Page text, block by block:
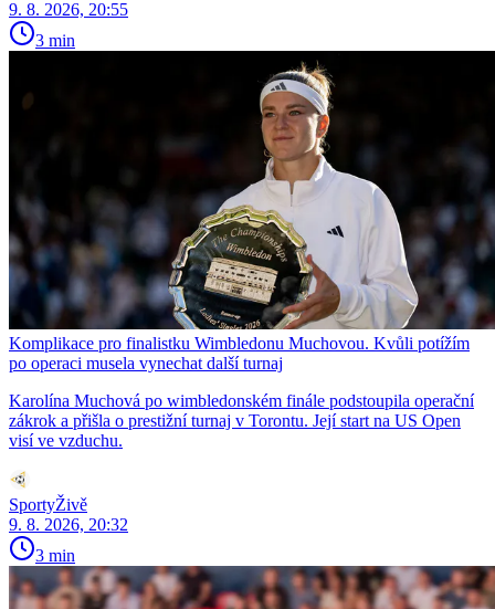
9. 8. 2026, 20:55
3 min
Komplikace pro finalistku Wimbledonu Muchovou. Kvůli potížím
po operaci musela vynechat další turnaj
Karolína Muchová po wimbledonském finále podstoupila operační
zákrok a přišla o prestižní turnaj v Torontu. Její start na US Open
visí ve vzduchu.
SportyŽivě
9. 8. 2026, 20:32
3 min